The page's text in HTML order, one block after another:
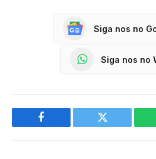
Siga nos no
Siga nos no
Facebook Twitter